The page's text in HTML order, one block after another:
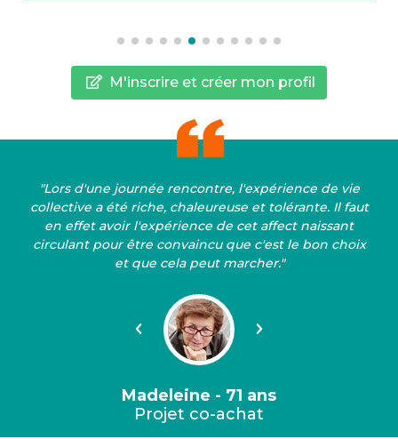
M'inscrire et créer mon profil
"Lors d'une journée rencontre, l'expérience de vie
collective a été riche, chaleureuse et tolérante. Il faut
en effet avoir l'expérience de cet affect naissant
circulant pour être convaincu que c'est le bon choix
et que cela peut marcher."
Précédent Suivant
Madeleine - 71 ans
Projet co-achat